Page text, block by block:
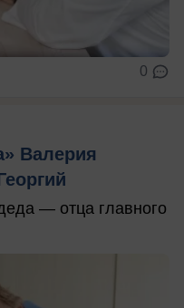
0
Валерия
— отца главного